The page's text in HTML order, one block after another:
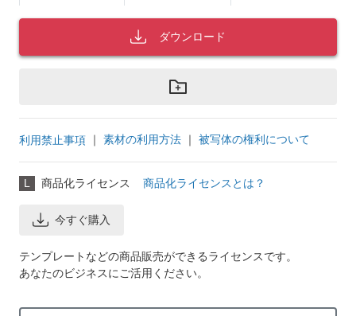
ダウンロード
利用禁止事項 ｜ 素材の利用方法 ｜ 被写体の権利について
L 商品化ライセンス 商品化ライセンスとは？
今すぐ購入
テンプレートなどの商品販売ができるライセンスです。
あなたのビジネスにご活用ください。